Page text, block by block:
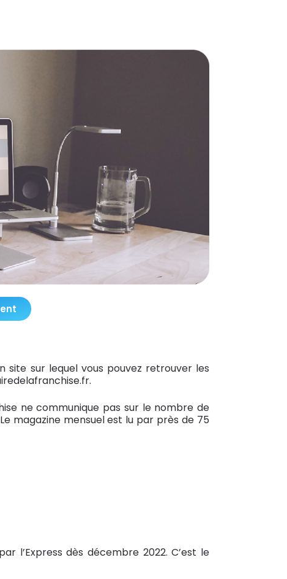
site sur lequel vous pouvez retrouver les
ne communique pas sur le nombre de
magazine mensuel est lu par près de 75
l’Express dès décembre 2022. C’est le